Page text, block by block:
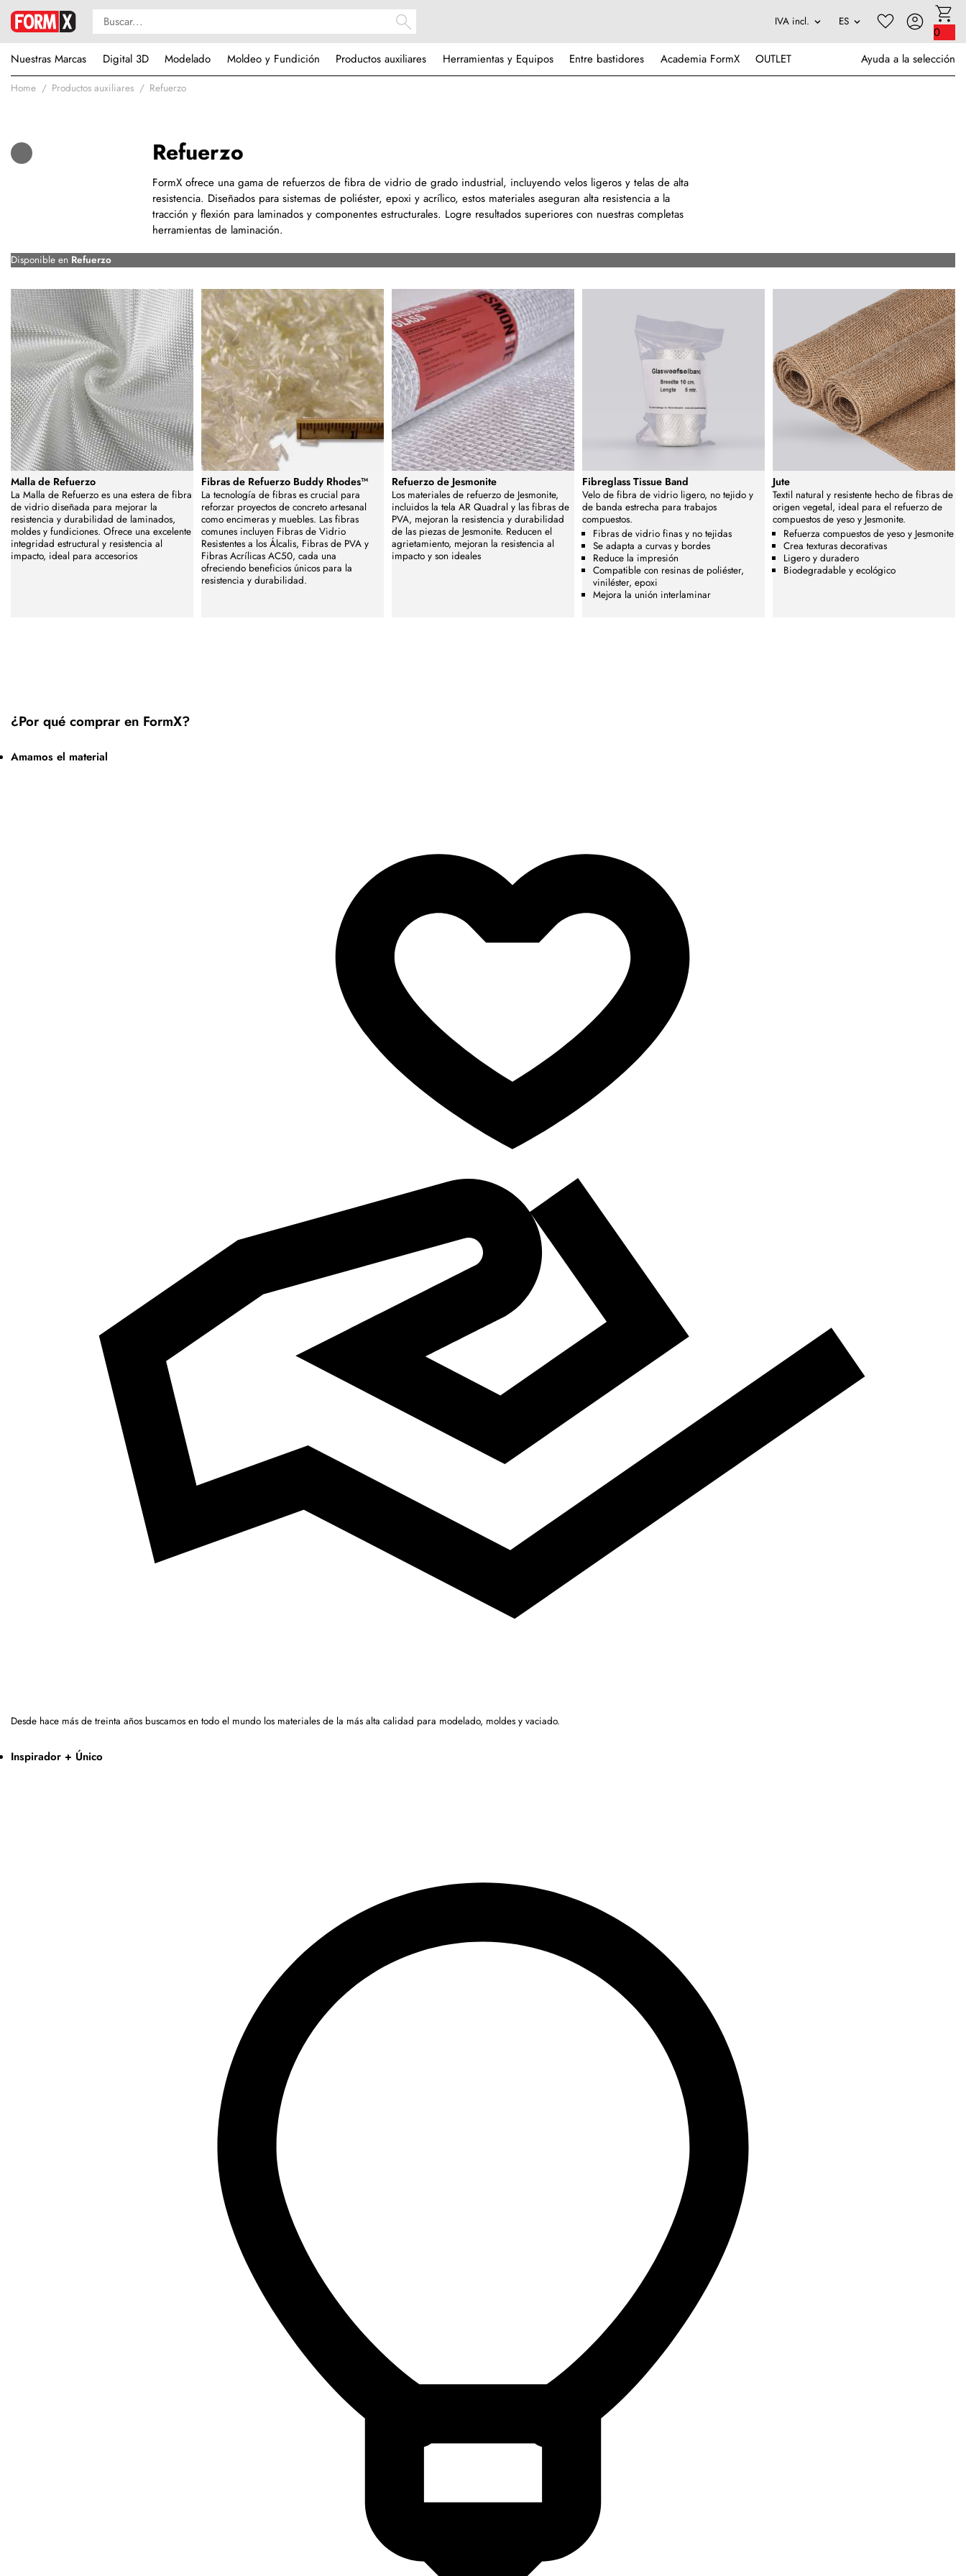
0
Nuestras Marcas
Digital 3D Modelado Moldeo y Fundición Productos auxiliares Herramientas y Equipos Entre bastidores Academia FormX OUTLET Ayuda a la selección
Home Productos auxiliares Refuerzo
Refuerzo
FormX ofrece una gama de refuerzos de fibra de vidrio de grado industrial, incluyendo velos ligeros y telas de alta
resistencia. Diseñados para sistemas de poliéster, epoxi y acrílico, estos materiales aseguran alta resistencia a la
tracción y flexión para laminados y componentes estructurales. Logre resultados superiores con nuestras completas
herramientas de laminación.
Disponible en Refuerzo
Malla de Refuerzo
La Malla de Refuerzo es una estera de fibra
de vidrio diseñada para mejorar la
resistencia y durabilidad de laminados,
moldes y fundiciones. Ofrece una excelente
integridad estructural y resistencia al
impacto, ideal para accesorios
Fibras de Refuerzo Buddy Rhodes™
La tecnología de fibras es crucial para
reforzar proyectos de concreto artesanal
como encimeras y muebles. Las fibras
comunes incluyen Fibras de Vidrio
Resistentes a los Álcalis, Fibras de PVA y
Fibras Acrílicas AC50, cada una
ofreciendo beneficios únicos para la
resistencia y durabilidad.
Refuerzo de Jesmonite
Los materiales de refuerzo de Jesmonite,
incluidos la tela AR Quadral y las fibras de
PVA, mejoran la resistencia y durabilidad
de las piezas de Jesmonite. Reducen el
agrietamiento, mejoran la resistencia al
impacto y son ideales
Fibreglass Tissue Band
Velo de fibra de vidrio ligero, no tejido y
de banda estrecha para trabajos
compuestos.
Fibras de vidrio finas y no tejidas
Se adapta a curvas y bordes
Reduce la impresión
Compatible con resinas de poliéster,
viniléster, epoxi
Mejora la unión interlaminar
Jute
Textil natural y resistente hecho de fibras de
origen vegetal, ideal para el refuerzo de
compuestos de yeso y Jesmonite.
Refuerza compuestos de yeso y Jesmonite
Crea texturas decorativas
Ligero y duradero
Biodegradable y ecológico
¿Por qué comprar en FormX?
Amamos el material
Desde hace más de treinta años buscamos en todo el mundo los materiales de la más alta calidad para modelado, moldes y vaciado.
Inspirador + Único